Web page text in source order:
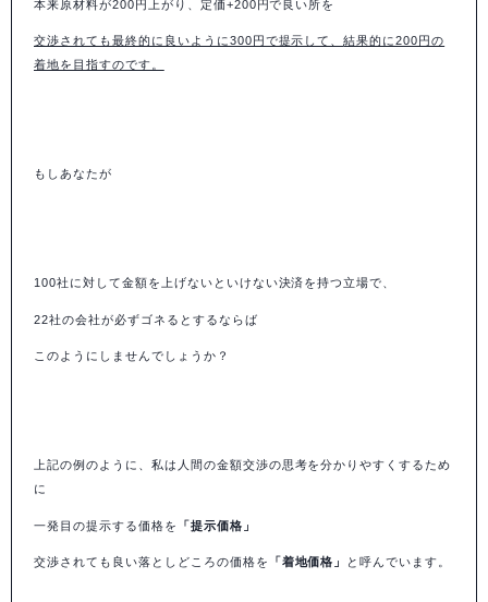
本来原材料が200円上がり、定価+200円で良い所を
交渉されても最終的に良いように300円で提示して、結果的に200円の
着地を目指すのです。
もしあなたが
100社に対して金額を上げないといけない決済を持つ立場で、
22社の会社が必ずゴネるとするならば
このようにしませんでしょうか？
上記の例のように、私は人間の金額交渉の思考を分かりやすくするため
に
一発目の提示する価格を 「提示価格」
交渉されても良い落としどころの価格を 「着地価格」 と呼んでいます。